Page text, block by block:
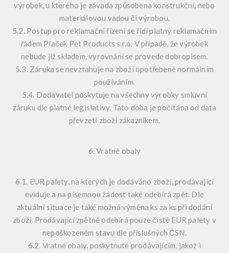
výrobek, u kterého je závada způsobena konstrukční, nebo
materiálovou vadou či výrobou.
5.2. Postup pro reklamační řízení se řídí platný reklamačním
řádem Plaček Pet Products s.r.o. V případě, že výrobek
nebude již skladem, vyrovnání se provede dobropisem.
5.3. Záruka se nevztahuje na zboží opotřebené normálním
používáním.
5.4. Dodavatel poskytuje na všechny výrobky smluvní
záruku dle platné legislativy. Tato doba je počítána od data
převzetí zboží zákazníkem.
6. Vratné obaly
6.1. EUR palety, na kterých je dodáváno zboží, prodávající
eviduje a na písemnou žádost také odebírá zpět. Dle
aktuální situace je také možná výměna ks za ks při dodání
zboží. Prodávající zpětně odebírá pouze čisté EUR palety v
nepoškozeném stavu dle příslušných ČSN.
6.2. Vratné obaly, poskytnuté prodávajícím, jakož i